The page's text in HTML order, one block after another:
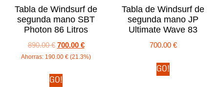
Tabla de Windsurf de
segunda mano SBT
Photon 86 Litros
890.00€ 700.00 €
Ahorras: 190.00 € (21.3%)
GO!
Tabla de Windsurf de
segunda mano JP
Ultimate Wave 83
700.00 €
GO!